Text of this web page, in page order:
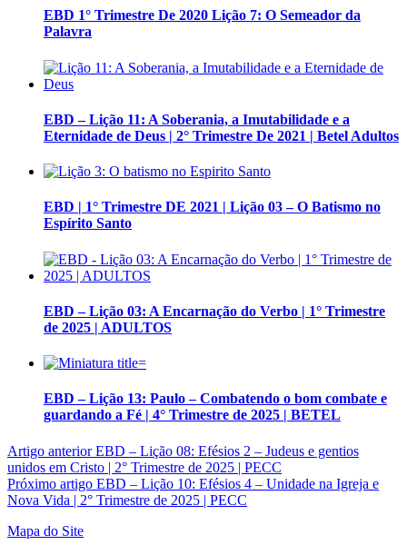
EBD 1° Trimestre De 2020 Lição 7: O Semeador da
Palavra
EBD – Lição 11: A Soberania, a Imutabilidade e a
Eternidade de Deus | 2° Trimestre De 2021 | Betel Adultos
EBD | 1° Trimestre DE 2021 | Lição 03 – O Batismo no
Espírito Santo
EBD – Lição 03: A Encarnação do Verbo | 1° Trimestre
de 2025 | ADULTOS
EBD – Lição 13: Paulo – Combatendo o bom combate e
guardando a Fé | 4° Trimestre de 2025 | BETEL
Artigo anteriorEBD – Lição 08: Efésios 2 – Judeus e gentios
unidos em Cristo | 2° Trimestre de 2025 | PECC
Próximo artigo EBD – Lição 10: Efésios 4 – Unidade na Igreja e
Nova Vida | 2° Trimestre de 2025 | PECC
Mapa do Site